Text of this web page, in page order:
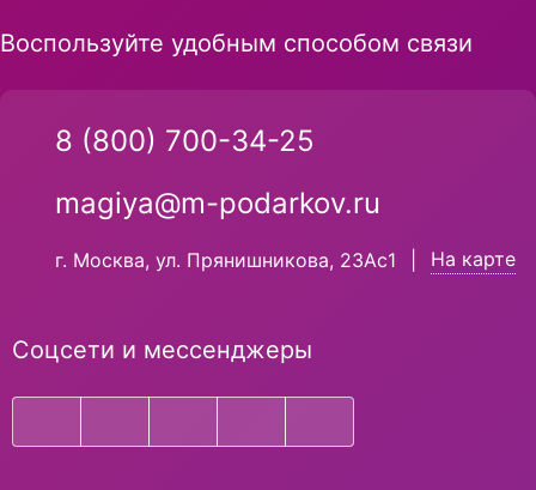
Воспользуйте удобным способом связи
8 (800) 700-34-25
magiya@m-podarkov.ru
г. Москва, ул. Прянишникова, 23Ас1 На карте
Соцсети и мессенджеры